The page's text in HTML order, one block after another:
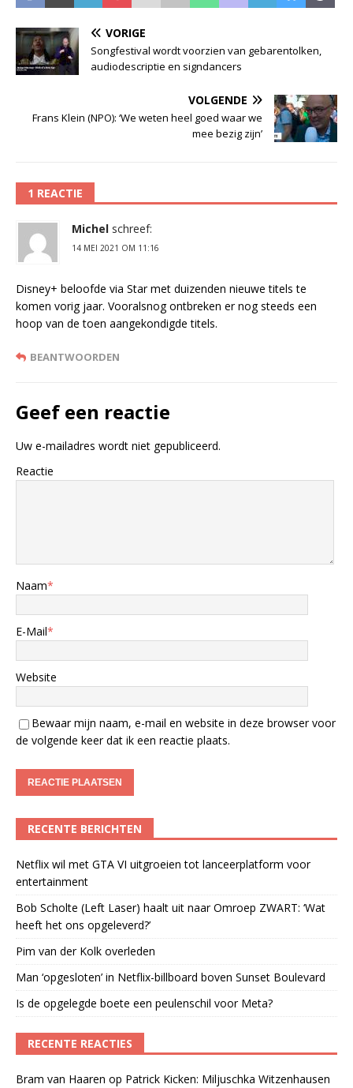
VORIGE
Songfestival wordt voorzien van gebarentolken,
audiodescriptie en signdancers
VOLGENDE
Frans Klein (NPO): ‘We weten heel goed waar we
mee bezig zijn’
1 REACTIE
Michel schreef:
14 MEI 2021 OM 11:16
Disney+ beloofde via Star met duizenden nieuwe titels te
komen vorig jaar. Vooralsnog ontbreken er nog steeds een
hoop van de toen aangekondigde titels.
BEANTWOORDEN
Geef een reactie
Uw e-mailadres wordt niet gepubliceerd.
Reactie
Naam*
E-Mail*
Website
Bewaar mijn naam, e-mail en website in deze browser voor
de volgende keer dat ik een reactie plaats.
RECENTE BERICHTEN
Netflix wil met GTA VI uitgroeien tot lanceerplatform voor
entertainment
Bob Scholte (Left Laser) haalt uit naar Omroep ZWART: ‘Wat
heeft het ons opgeleverd?’
Pim van der Kolk overleden
Man ‘opgesloten’ in Netflix-billboard boven Sunset Boulevard
Is de opgelegde boete een peulenschil voor Meta?
RECENTE REACTIES
Bram van Haaren op Patrick Kicken: Miljuschka Witzenhausen